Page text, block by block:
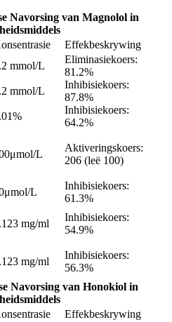
Navorsing van Magnolol in
Effekbeskrywing
mmol/L
Eliminasiekoers:
81.2%
mmol/L
Inhibisiekoers:
87.8%
Inhibisiekoers:
64.2%
L
Aktiveringskoers:
206 (leë 100)
L
Inhibisiekoers:
61.3%
mg/ml
Inhibisiekoers:
54.9%
mg/ml
Inhibisiekoers:
56.3%
Navorsing van Honokiol in
Effekbeskrywing